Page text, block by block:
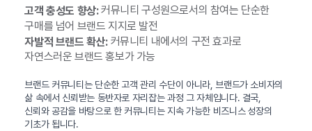
고객 충성도 향상:커뮤니티 구성원으로서의 참여는 단순한
구매를 넘어 브랜드 지지로 발전
자발적 브랜드 확산:커뮤니티 내에서의 구전 효과로
자연스러운 브랜드 홍보가 가능
브랜드 커뮤니티는 단순한 고객 관리 수단이 아니라, 브랜드가 소비자의
삶 속에서 신뢰받는 동반자로 자리잡는 과정 그 자체입니다. 결국,
신뢰와 공감을 바탕으로 한 커뮤니티는 지속 가능한 비즈니스 성장의
기초가 됩니다.